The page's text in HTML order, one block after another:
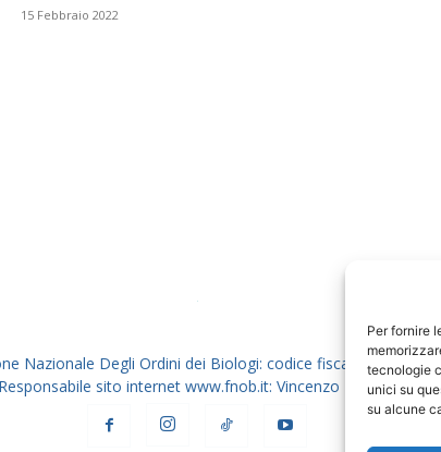
Per fornire
tecnologie
unici su
su alcune
15 Febbraio 2022
Nazionale Degli Ordini dei Biologi: codice fiscale
Responsabile sito internet www.fnob.it: Vincenzo D'Anna